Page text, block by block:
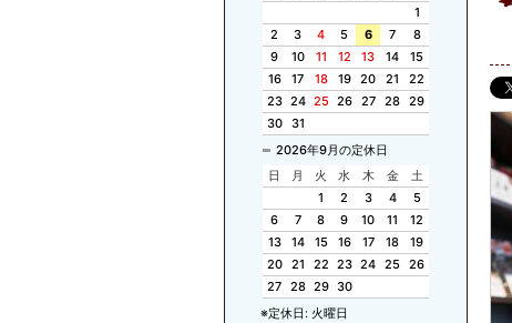
1
2
3 4 5 6 7
8
9
10 11 12 13 14
15
16
17 18 19 20 21
22
23 24 25 26 27 28 29
30
31
2026年9月の定休日
日
月 火 水 木 金
土
1
2 3 4
5
6
7 8 9 10 11
12
13
14 15 16 17 18
19
20
21 22 23 24 25 26
27 28 29 30
※定休日: 火曜日